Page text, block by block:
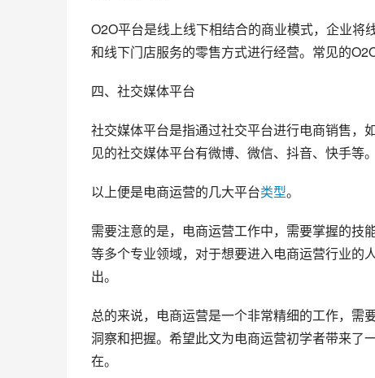
O2O平台是线上线下相结合的商业模式，企业
和线下门店服务的零售方式进行经营。常见的
四、社交媒体平台
社交媒体平台是指通过社交平台进行电商销售，
见的社交媒体平台有微博、微信、抖音、快手等。
以上便是电商运营的几大平台类型。
需要注意的是，电商运营工作中，需要掌握的技
等多个专业领域，对于想要进入电商运营行业的
出。
总的来说，电商运营是一个非常精细的工作，需
洞察和把握。希望此文为电商运营初学者带来了
在。